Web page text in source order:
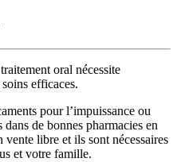
oral nécessite
efficaces.
pour l’impuissance ou
de bonnes pharmacies en
libre et ils sont nécessaires
et votre famille.